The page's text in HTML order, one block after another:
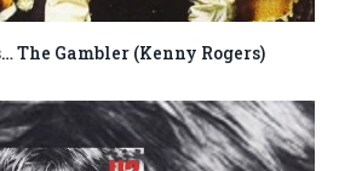
The Gambler (Kenny Rogers)